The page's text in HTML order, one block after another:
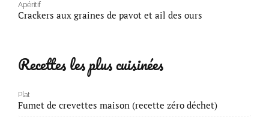
Apéritif
Crackers aux graines de pavot et ail des ours
Recettes les plus cuisinées
Plat
Fumet de crevettes maison (recette zéro déchet)